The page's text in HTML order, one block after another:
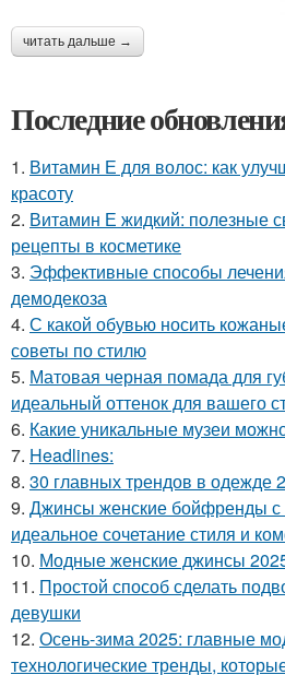
читать дальше →
Последние
1. Витамин Е для волос: как
красоту
2. Витамин Е жидкий: полезные
рецепты в косметике
3. Эффективные способы
демодекоза
4. С какой обувью носить
советы по стилю
5. Матовая черная помада для
идеальный оттенок для вашего
6. Какие уникальные музеи
7. Headlines:
8. 30 главных трендов в одежде
9. Джинсы женские бойфренды с
идеальное сочетание стиля и
10. Модные женские джинсы
11. Простой способ сделать
девушки
12. Осень-зима 2025: главные
технологические тренды,